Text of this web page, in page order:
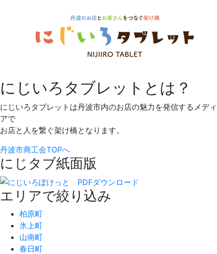
にじいろタブレットとは？
にじいろタブレットは丹波市内のお店の魅力を発信するメディ
アで
お店と人を繋ぐ架け橋となります。
丹波市商工会TOPへ
にじタブ紙面版
エリアで絞り込み
柏原町
氷上町
山南町
春日町